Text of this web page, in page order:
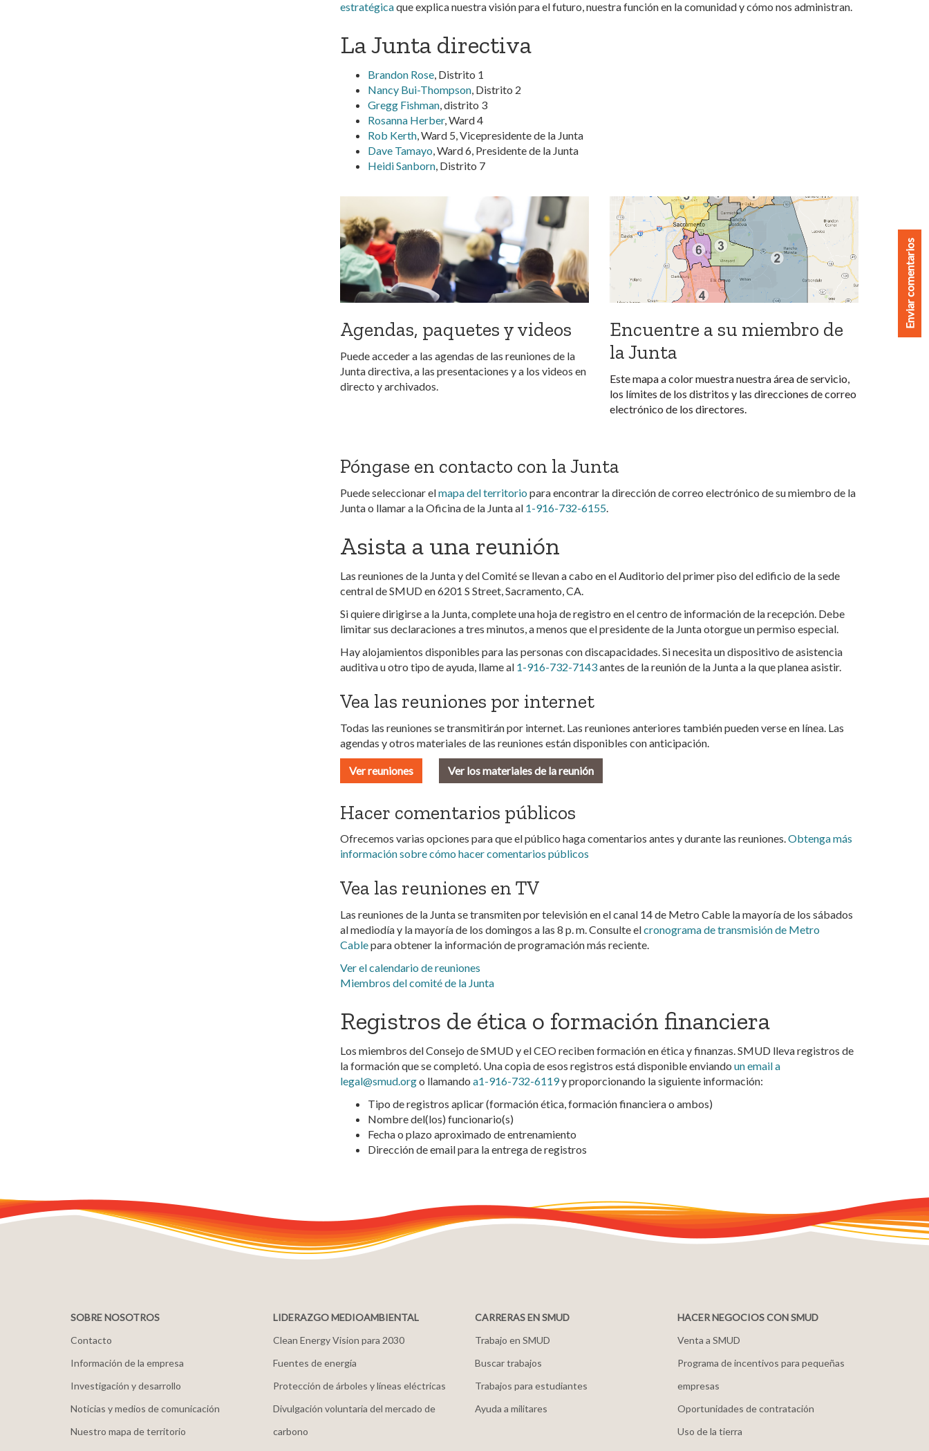
estratégicaque explica nuestra visión para el futuro, nuestra función en la comunidad y cómo nos administran.
La Junta directiva
Brandon Rose, Distrito 1
Nancy Bui-Thompson, Distrito 2
Gregg Fishman, distrito 3
Rosanna Herber, Ward 4
Rob Kerth, Ward 5, Vicepresidente de la Junta
Dave Tamayo, Ward 6, Presidente de la Junta
Heidi Sanborn, Distrito 7
Agendas, paquetes y videos
Puede acceder a las agendas de las reuniones de la
Junta directiva, a las presentaciones y a los videos en
directo y archivados.
Encuentre a su miembro de
la Junta
Este mapa a color muestra nuestra área de servicio,
los límites de los distritos y las direcciones de correo
electrónico de los directores.
Póngase en contacto con la Junta
Puede seleccionar elmapa del territorio para encontrar la dirección de correo electrónico de su miembro de la
Junta o llamar a la Oficina de la Junta al 1-916-732-6155.
Asista a una reunión
Las reuniones de la Junta y del Comité se llevan a cabo en el Auditorio del primer piso del edificio de la sede
central de SMUD en 6201 S Street, Sacramento, CA.
Si quiere dirigirse a la Junta, complete una hoja de registro en el centro de información de la recepción. Debe
limitar sus declaraciones a tres minutos, a menos que el presidente de la Junta otorgue un permiso especial.
Hay alojamientos disponibles para las personas con discapacidades. Si necesita un dispositivo de asistencia
auditiva u otro tipo de ayuda, llame al 1-916-732-7143antes de la reunión de la Junta a la que planea asistir.
Vea las reuniones por internet
Todas las reuniones se transmitirán por internet. Las reuniones anteriores también pueden verse en línea. Las
agendas y otros materiales de las reuniones están disponibles con anticipación.
Ver reuniones Ver los materiales de la reunión
Hacer comentarios públicos
Ofrecemos varias opciones para que el público haga comentarios antes y durante las reuniones.Obtenga más
información sobre cómo hacer comentarios públicos
Vea las reuniones en TV
Las reuniones de la Junta se transmiten por televisión en el canal 14 de Metro Cable la mayoría de los sábados
al mediodía y la mayoría de los domingos a las 8 p. m. Consulte elcronograma de transmisión de Metro
Cablepara obtener la información de programación más reciente.
Ver el calendario de reuniones
Miembros del comité de la Junta
Registros de ética o formación financiera
Los miembros del Consejo de SMUD y el CEO reciben formación en ética y finanzas. SMUD lleva registros de
la formación que se completó. Una copia de esos registros está disponible enviando un email a
legal@smud.orgo llamando a1-916-732-6119y proporcionando la siguiente información:
Tipo de registros aplicar (formación ética, formación financiera o ambos)
Nombre del(los) funcionario(s)
Fecha o plazo aproximado de entrenamiento
Dirección de email para la entrega de registros
SOBRE NOSOTROS
Contacto
Información de la empresa
Investigación y desarrollo
Noticias y medios de comunicación
Nuestro mapa de territorio
LIDERAZGO MEDIOAMBIENTAL
Clean Energy Vision para 2030
Fuentes de energía
Protección de árboles y líneas eléctricas
Divulgación voluntaria del mercado de
carbono
CARRERAS EN SMUD
Trabajo en SMUD
Buscar trabajos
Trabajos para estudiantes
Ayuda a militares
HACER NEGOCIOS CON SMUD
Venta a SMUD
Programa de incentivos para pequeñas
empresas
Oportunidades de contratación
Uso de la tierra
Enviar comentarios